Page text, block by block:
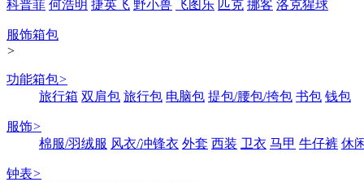
科普菲 何浩明 捷英飞 野小兽 飞图乐 匹克 挪客 洛克猩球
服饰箱包
>
功能箱包>
旅行箱 双肩包 旅行包 电脑包 提包/腰包/挎包 书包 钱包
服饰>
棉服/羽绒服 风衣/冲锋衣 外套 西装 卫衣 马甲 牛仔裤 休
钟表>